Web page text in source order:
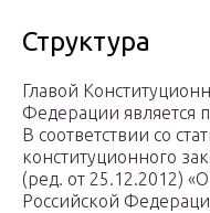
Структура
Главой
Федерации является
В соответствии со
конституционного
(ред. от 25.12.2012)
Российской